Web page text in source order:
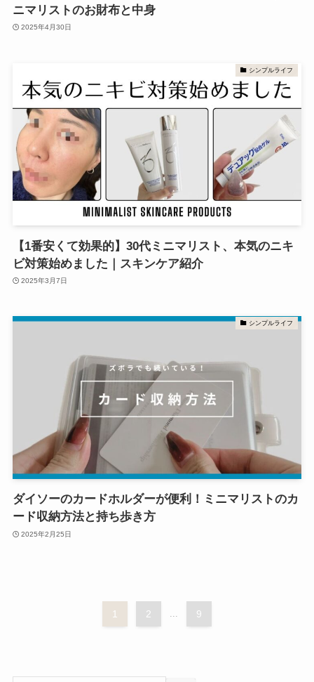
ニマリストのお財布と中身
2025年4月30日
シンプルライフ
【1番安くて効果的】30代ミニマリスト、本気のニキ
ビ対策始めました｜スキンケア紹介
2025年3月7日
シンプルライフ
ダイソーのカードホルダーが便利！ミニマリストのカ
ード収納方法と持ち歩き方
2025年2月25日
1 2 ... 9